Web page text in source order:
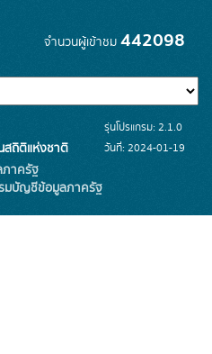
จำนวนผู้เข้าชม 442098
สถิติแห่งชาติ
าครัฐ
มบัญชีข้อมูลภาครัฐ
รุ่นโปรแกรม: 2.1.0
วันที่: 2024-01-19